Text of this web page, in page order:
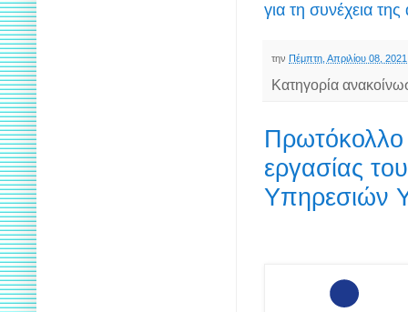
για τη συνέχεια
την Πέμπτη, Απριλίου 08, 2021
Κατηγορία
Πρωτόκολλο
εργασίας
Υπηρεσιών